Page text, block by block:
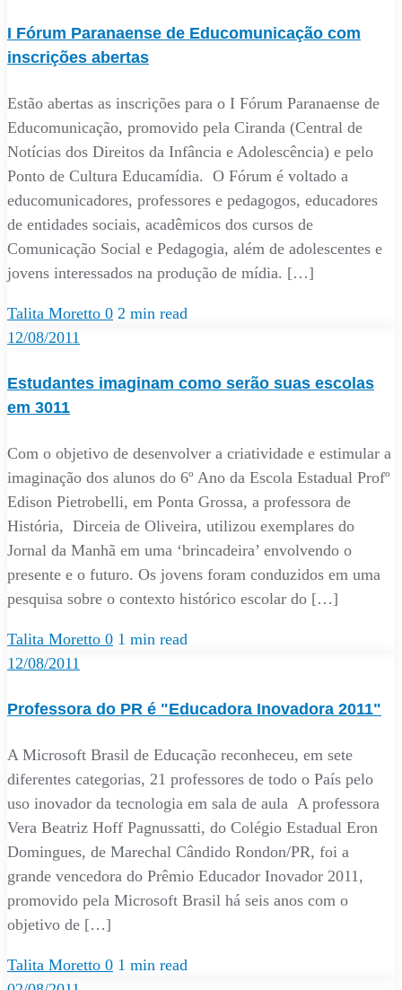
I Fórum Paranaense de Educomunicação com
inscrições abertas
Estão abertas as inscrições para o I Fórum Paranaense de
Educomunicação, promovido pela Ciranda (Central de
Notícias dos Direitos da Infância e Adolescência) e pelo
Ponto de Cultura Educamídia. O Fórum é voltado a
educomunicadores, professores e pedagogos, educadores
de entidades sociais, acadêmicos dos cursos de
Comunicação Social e Pedagogia, além de adolescentes e
jovens interessados na produção de mídia. […]
Talita Moretto 0 2 min read
12/08/2011
Estudantes imaginam como serão suas escolas
em 3011
Com o objetivo de desenvolver a criatividade e estimular a
imaginação dos alunos do 6º Ano da Escola Estadual Profº
Edison Pietrobelli, em Ponta Grossa, a professora de
História, Dirceia de Oliveira, utilizou exemplares do
Jornal da Manhã em uma ‘brincadeira’ envolvendo o
presente e o futuro. Os jovens foram conduzidos em uma
pesquisa sobre o contexto histórico escolar do […]
Talita Moretto 0 1 min read
12/08/2011
Professora do PR é "Educadora Inovadora 2011"
A Microsoft Brasil de Educação reconheceu, em sete
diferentes categorias, 21 professores de todo o País pelo
uso inovador da tecnologia em sala de aula A professora
Vera Beatriz Hoff Pagnussatti, do Colégio Estadual Eron
Domingues, de Marechal Cândido Rondon/PR, foi a
grande vencedora do Prêmio Educador Inovador 2011,
promovido pela Microsoft Brasil há seis anos com o
objetivo de […]
Talita Moretto 0 1 min read